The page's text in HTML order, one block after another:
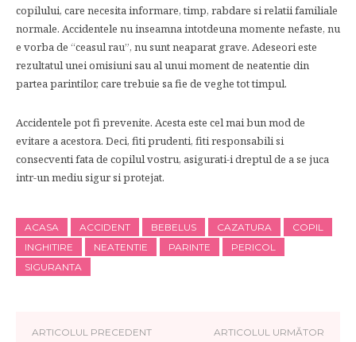
copilului, care necesita informare, timp, rabdare si relatii familiale
normale. Accidentele nu inseamna intotdeuna momente nefaste, nu
e vorba de “ceasul rau”, nu sunt neaparat grave. Adeseori este
rezultatul unei omisiuni sau al unui moment de neatentie din
partea parintilor, care trebuie sa fie de veghe tot timpul.
Accidentele pot fi prevenite. Acesta este cel mai bun mod de
evitare a acestora. Deci, fiti prudenti, fiti responsabili si
consecventi fata de copilul vostru, asigurati-i dreptul de a se juca
intr-un mediu sigur si protejat.
ACASA ACCIDENT BEBELUS CAZATURA
COPIL
INGHITIRE
NEATENTIE PARINTE
PERICOL
SIGURANTA
ARTICOLUL PRECEDENT ARTICOLUL URMĂTOR